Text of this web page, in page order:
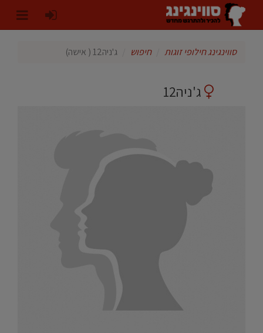
סווינגינג חילופי זוגות חיפוש ג'ניה12 ( אישה)
ג'ניה12